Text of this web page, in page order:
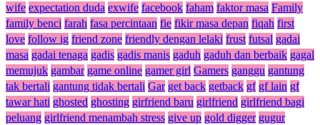
wife expectation duda exwife facebook faham faktor masa Family
family benci farah fasa percintaan fie fikir masa depan fiqah first
love follow ig friend zone friendly dengan lelaki frust futsal gadai
masa gadai tenaga gadis gadis manis gaduh gaduh dan berbaik gagal
memujuk gambar game online gamer girl Gamers ganggu gantung
tak bertali gantung tidak bertali Gar get back getback gf gf lain gf
tawar hati ghosted ghosting girfriend baru girlfriend girlfriend bagi
peluang girlfriend menambah stress give up gold digger gugur